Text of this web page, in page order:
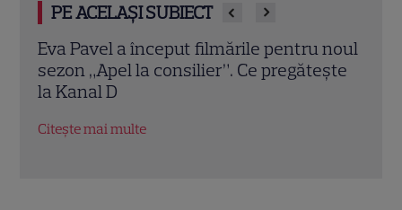
PE ACELAȘI SUBIECT
„Trafic”, episodul 3. Doru ajunge la
capătul puterilor după ce Marius îi obligă
să intre în lumea mafiei: „Nu trebuia să